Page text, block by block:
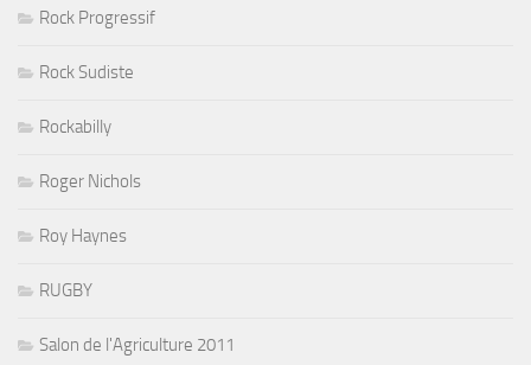
Rock Progressif
Rock Sudiste
Rockabilly
Roger Nichols
Roy Haynes
RUGBY
Salon de l'Agriculture 2011